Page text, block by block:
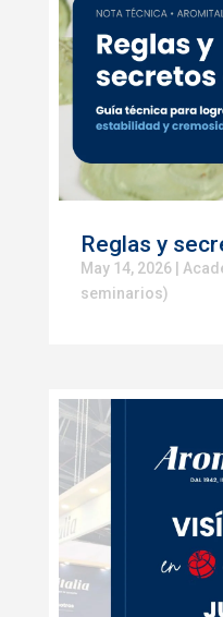
Reglas y
May 14, 2026|
seminarios)